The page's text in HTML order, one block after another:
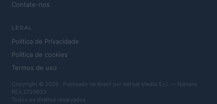
Contate-nos
LEGAL
Política de Privacidade
Política de cookies
Termos de uso
Copyright © 2026 · Publicado no Brasil por AdHub Media S.r.l. — Número
REA 2729933
Todos os direitos reservados